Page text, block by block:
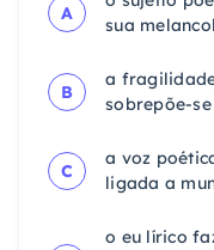
A
sua
B
a
sobrepõe-
C
a voz
ligada a
o eu lírico